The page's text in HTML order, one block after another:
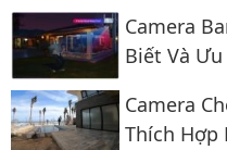
Camera
Biết Và
Camera
Thích Hợp